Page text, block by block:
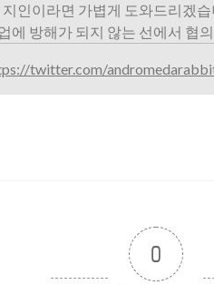
지인이라면 가볍게 도와드리겠
에 방해가 되지 않는 선에서 협
twitter.com/
0